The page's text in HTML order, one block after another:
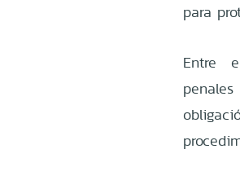
para
Entre